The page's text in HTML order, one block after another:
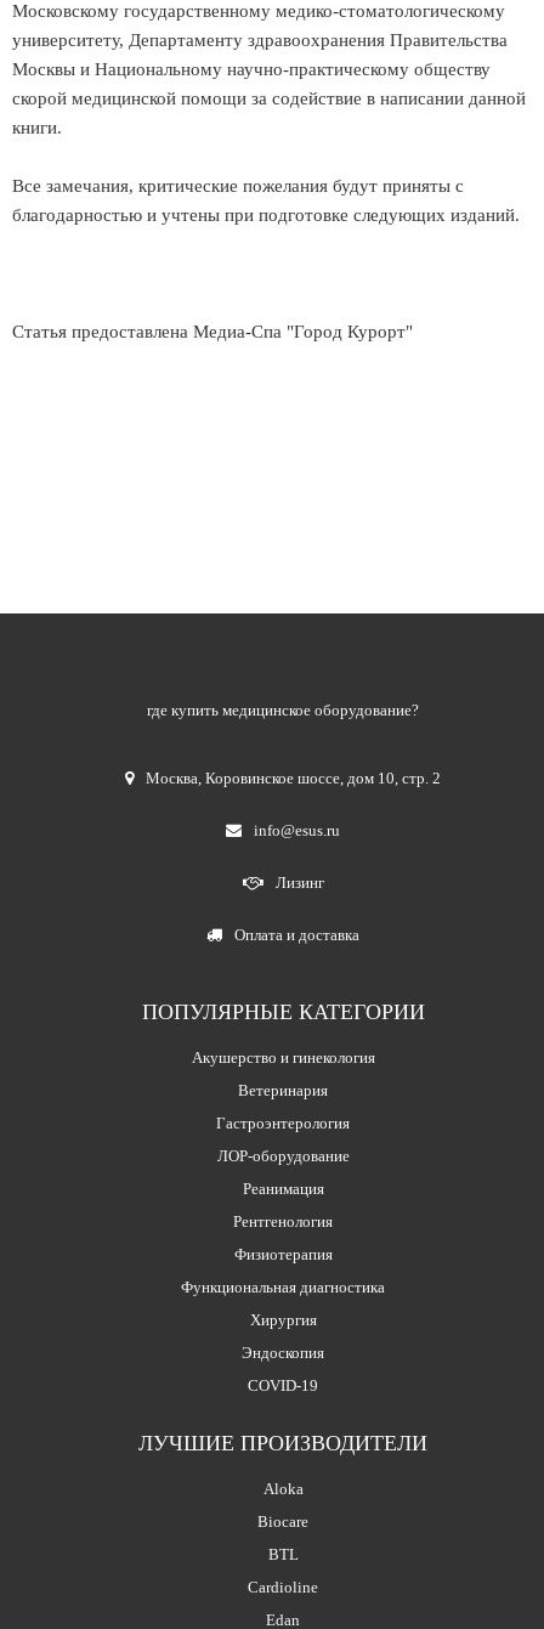
Московскому государственному медико-стоматологическому
университету, Департаменту здравоохранения Правительства
Москвы и Национальному научно-практическому обществу
скорой медицинской помощи за содействие в написании данной
книги.
Все замечания, критические пожелания будут приняты с
благодарностью и учтены при подготовке следующих изданий.
Статья предоставлена Медиа-Спа "Город Курорт"
где купить медицинское оборудование?
Москва,Коровинское шоссе, дом 10, стр. 2
info@esus.ru
Лизинг
Оплата и доставка
ПОПУЛЯРНЫЕ КАТЕГОРИИ
Акушерство и гинекология
Ветеринария
Гастроэнтерология
ЛОР-оборудование
Реанимация
Рентгенология
Физиотерапия
Функциональная диагностика
Хирургия
Эндоскопия
COVID-19
ЛУЧШИЕ ПРОИЗВОДИТЕЛИ
Aloka
Biocare
BTL
Cardioline
Edan